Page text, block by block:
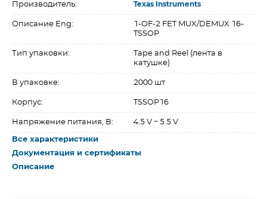
Производитель: Texas Instruments
Описание Eng:
1-OF-2 FET MUX/DEMUX 16-
TSSOP
Тип упаковки:
Tape and Reel (лента в
катушке)
В упаковке: 2000 шт
Корпус: TSSOP16
Напряжение питания, В: 4.5 V ~ 5.5 V
Все характеристики
Документация и сертификаты
Описание